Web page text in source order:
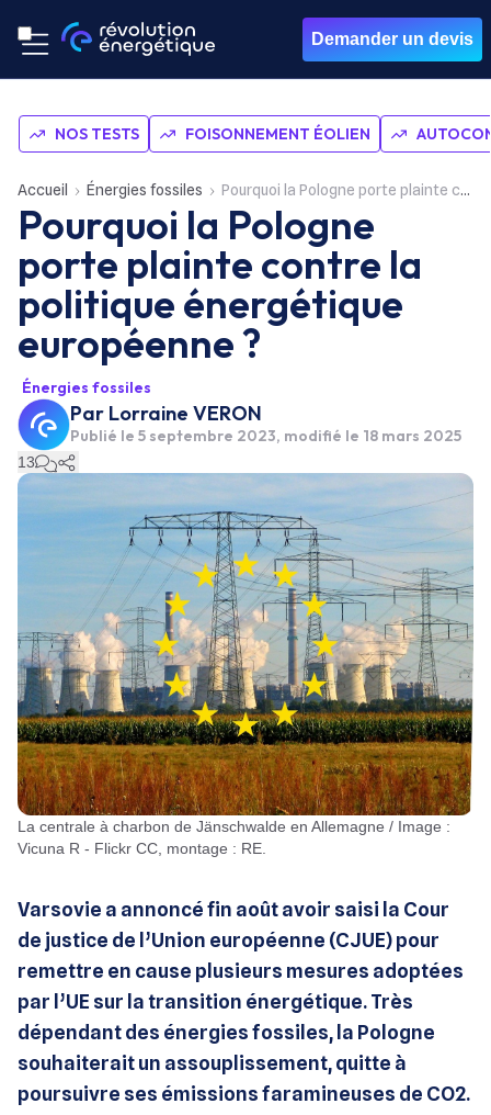
Demander un devis
NOS TESTS FOISONNEMENT ÉOLIEN
Accueil Énergies fossiles Pourquoi la Pologne porte plainte contre la politique énergétique européenne ?
Pourquoi la Pologne
porte plainte contre la
politique énergétique
européenne ?
Énergies fossiles
Par Lorraine VERON
Publié le 5 septembre 2023, modifié le 18 mars 2025
13
La centrale à charbon de Jänschwalde en Allemagne / Image :
Vicuna R - Flickr CC, montage : RE.
Varsovie a annoncé fin août avoir saisi la Cour
de justice de l’Union européenne (CJUE) pour
remettre en cause plusieurs mesures adoptées
par l’UE sur la transition énergétique. Très
dépendant des énergies fossiles, la Pologne
souhaiterait un assouplissement, quitte à
poursuivre ses émissions faramineuses de CO2.